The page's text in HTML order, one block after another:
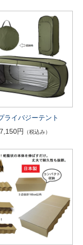
ライバジーテント
7,150円
（税込み）